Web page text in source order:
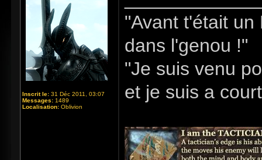
Inscrit le: 31 Déc 2011, 03:07
Messages: 1489
Localisation: Oblivion
"Avant t'était
dans l'genou !"
"Je suis venu
et je suis a